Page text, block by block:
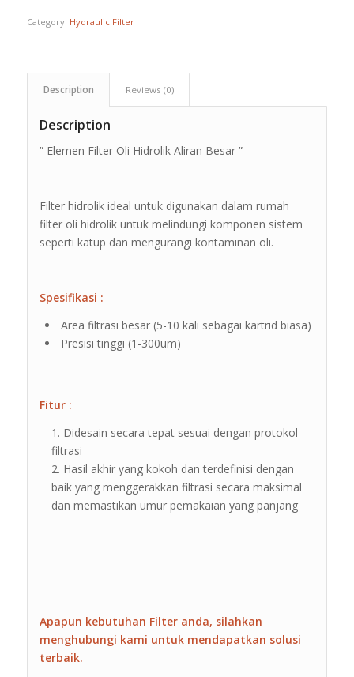
Category: Hydraulic Filter
Description Reviews (0)
Description
” Elemen Filter Oli Hidrolik Aliran Besar ”
Filter hidrolik ideal untuk digunakan dalam rumah
filter oli hidrolik untuk melindungi komponen sistem
seperti katup dan mengurangi kontaminan oli.
Spesifikasi :
Area filtrasi besar (5-10 kali sebagai kartrid biasa)
Presisi tinggi (1-300um)
Fitur :
Didesain secara tepat sesuai dengan protokol
filtrasi
Hasil akhir yang kokoh dan terdefinisi dengan
baik yang menggerakkan filtrasi secara maksimal
dan memastikan umur pemakaian yang panjang
Apapun kebutuhan Filter anda, silahkan
menghubungi kami untuk mendapatkan solusi
terbaik.